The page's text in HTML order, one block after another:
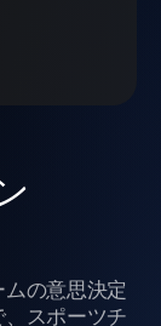
の意思決定
スポーツチ